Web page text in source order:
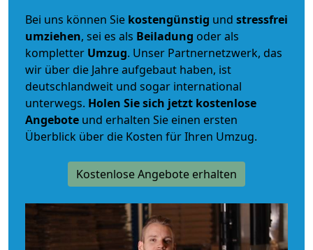
Bei uns können Sie kostengünstig und stressfrei
umziehen, sei es als Beiladung oder als
kompletter Umzug. Unser Partnernetzwerk, das
wir über die Jahre aufgebaut haben, ist
deutschlandweit und sogar international
unterwegs. Holen Sie sich jetzt kostenlose
Angebote und erhalten Sie einen ersten
Überblick über die Kosten für Ihren Umzug.
Kostenlose Angebote erhalten